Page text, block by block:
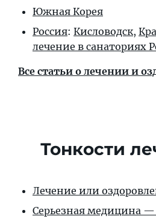
Южная Корея
Россия: Кисловодск,
лечение в санаториях
Все статьи о лечении и
Тонкости
Лечение или
Серьезная медицина —